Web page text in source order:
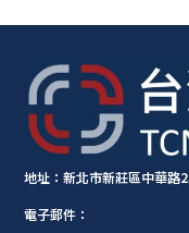
地址：新北市新莊區中華路
電子郵件：